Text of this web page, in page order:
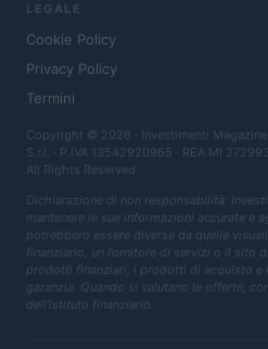
LEGALE
Cookie Policy
Privacy Policy
Termini
Copyright © 2026 · Investimenti
S.r.l. · P.IVA 13542920965 · REA MI
All Rights Reserved
Dichiarazione di non responsabilità:
mantenere le sue informazioni accurate e
potrebbero essere diverse da quelle
finanziario, un fornitore di servizi o il sito
prodotti finanziari, i prodotti di acquisto e
garanzia. Quando si valutano le offerte,
dell'istituto finanziario.